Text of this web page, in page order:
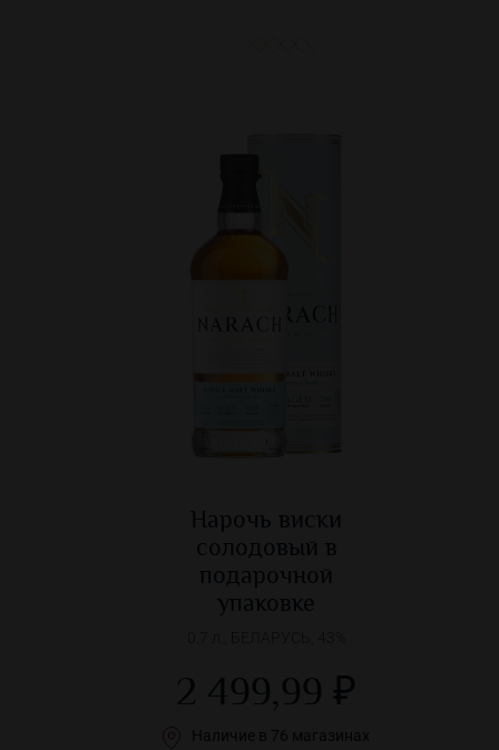
Нарочь виски
солодовый в
подарочной
упаковке
2 499,99 ₽
Наличие в 76 магазинах